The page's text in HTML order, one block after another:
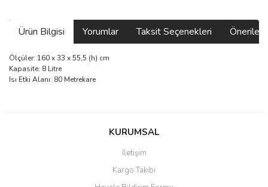
Ürün Bilgisi Yorumlar Taksit Seçenekleri
Ölçüler: 160 x 33 x 55,5 (h) cm
Kapasite: 8 Litre
Isı Etki Alanı: 80 Metrekare
Bu ürüne ilk yorumu siz yapın!
Ürün resmi kalitesiz, bozuk veya görüntülenemiyor.
KURUMSAL
İletişim
Kargo Takibi